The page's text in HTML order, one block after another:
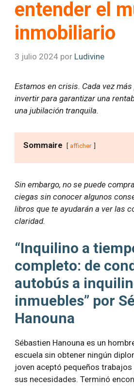
entender el
inmobiliario
3 julio 2024 por Ludivine
Estamos en crisis. Cada vez
invertir para garantizar una
una jubilación tranquila.
Sommaire afficher
Sin embargo, no se puede
ciegas sin conocer algunos
libros que te ayudarán a ver las
claridad.
“Inquilino a
completo: de
autobús a
inmuebles” por
Hanouna
Sébastien Hanouna es un
escuela sin obtener ningún
joven aceptó pequeños
sus necesidades. Terminó